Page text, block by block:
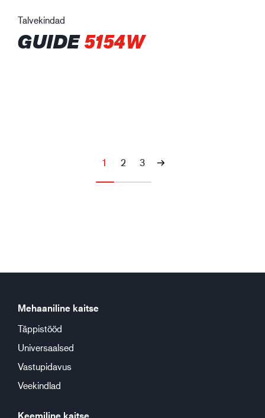
Talvekindad
GUIDE5154W
1 2 3
Mehaaniline kaitse
Täppistööd
Universaalsed
Vastupidavus
Veekindlad
Keemiline kaitse